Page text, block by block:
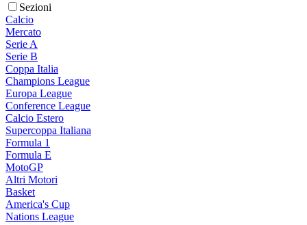
Sezioni
Calcio
Mercato
Serie A
Serie B
Coppa Italia
Champions League
Europa League
Conference League
Calcio Estero
Supercoppa Italiana
Formula 1
Formula E
MotoGP
Altri Motori
Basket
America's Cup
Nations League